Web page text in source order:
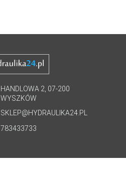
HANDLOWA 2, 07-200
WYSZKÓW
SKLEP@HYDRAULIKA24.PL
783433733